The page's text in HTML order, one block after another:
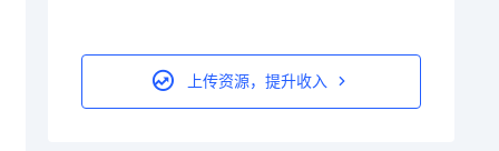
上传资源，提升收入